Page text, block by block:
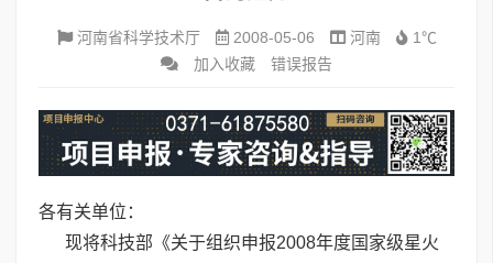
河南省科学技术厅 2008-05-06 河南
1℃
加入收藏
错误报告
各有关单位：
现将科技部《关于组织申报2008年度国家级星火